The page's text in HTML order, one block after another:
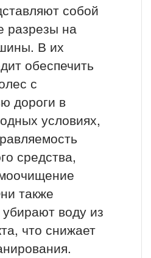
собой
разрезы на
В их
обеспечить
с
дороги в
условиях,
средства,
также
воду из
что снижает